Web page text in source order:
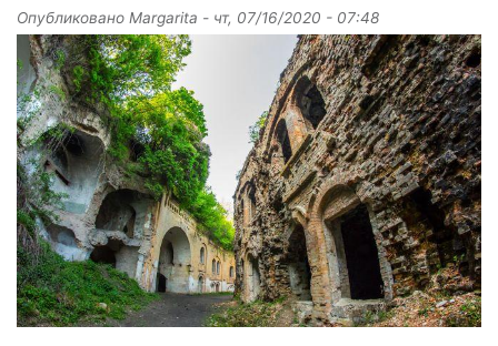
Опубликовано Margarita - чт, 07/16/2020 - 07:48